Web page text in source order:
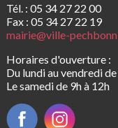
Tél. : 05 34 27 22 00
Fax : 05 34 27 22 19
mairie@ville-
Horaires d'ouverture :
Du lundi au vendredi
Le samedi de 9h à 12h